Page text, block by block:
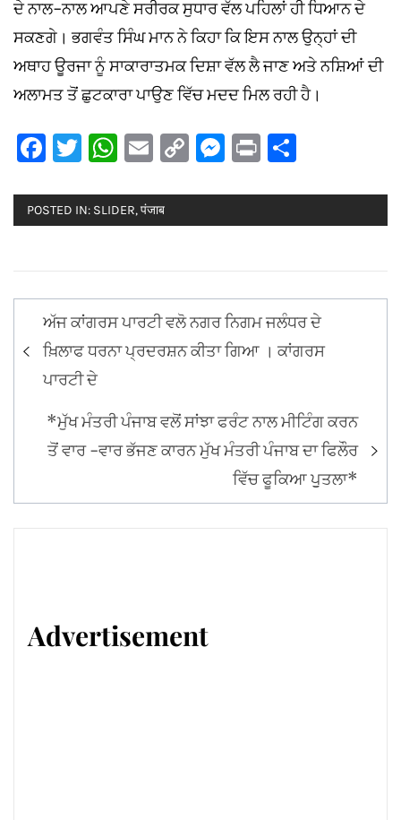
ਦੇ ਨਾਲ-ਨਾਲ ਆਪਣੇ ਸਰੀਰਕ ਸੁਧਾਰ ਵੱਲ ਪਹਿਲਾਂ ਹੀ ਧਿਆਨ ਦੇ
ਸਕਣਗੇ। ਭਗਵੰਤ ਸਿੰਘ ਮਾਨ ਨੇ ਕਿਹਾ ਕਿ ਇਸ ਨਾਲ ਉਨ੍ਹਾਂ ਦੀ
ਅਥਾਹ ਊਰਜਾ ਨੂੰ ਸਾਕਾਰਾਤਮਕ ਦਿਸ਼ਾ ਵੱਲ ਲੈ ਜਾਣ ਅਤੇ ਨਸ਼ਿਆਂ ਦੀ
ਅਲਾਮਤ ਤੋਂ ਛੁਟਕਾਰਾ ਪਾਉਣ ਵਿੱਚ ਮਦਦ ਮਿਲ ਰਹੀ ਹੈ।
Facebook
Twitter
WhatsApp
Email
CopyMessenger
Print
POSTED IN: SLIDER,पंजाब
Post
navigation
ਅੱਜ ਕਾਂਗਰਸ ਪਾਰਟੀ ਵਲੋ ਨਗਰ ਨਿਗਮ ਜਲੰਧਰ ਦੇ
ਖ਼ਿਲਾਫ ਧਰਨਾ ਪ੍ਰਦਰਸ਼ਨ ਕੀਤਾ ਗਿਆ । ਕਾਂਗਰਸ
ਪਾਰਟੀ ਦੇ
*ਮੁੱਖ ਮੰਤਰੀ ਪੰਜਾਬ ਵਲੋਂ ਸਾਂਝਾ ਫਰੰਟ ਨਾਲ ਮੀਟਿੰਗ ਕਰਨ
ਤੋਂ ਵਾਰ -ਵਾਰ ਭੱਜਣ ਕਾਰਨ ਮੁੱਖ ਮੰਤਰੀ ਪੰਜਾਬ ਦਾ ਫਿਲੌਰ
ਵਿੱਚ ਫੂਕਿਆ ਪੁੁਤਲਾ*
Advertisement